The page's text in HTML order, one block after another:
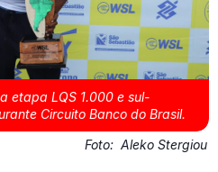
etapa LQS 1.000 e sul-
Circuito Banco do Brasil.
Foto: Aleko Stergiou